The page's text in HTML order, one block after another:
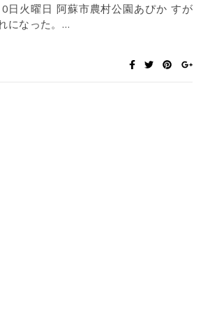
日火曜日 阿蘇市農村公園あぴか すが
になった。…